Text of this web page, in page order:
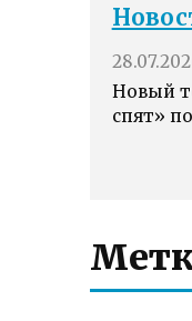
Новый
спят»